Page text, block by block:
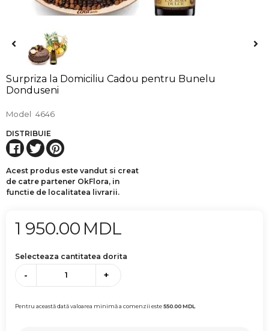
Surpriza la Domiciliu Cadou pentru Bunelu
Donduseni
Model 4646
DISTRIBUIE
Acest produs este vandut si creat
de catre partener OkFlora, in
functie de localitatea livrarii.
1 950.00 MDL
Selecteaza cantitatea dorita
- +
Pentru această dată valoarea minimă a comenzii este550.00MDL